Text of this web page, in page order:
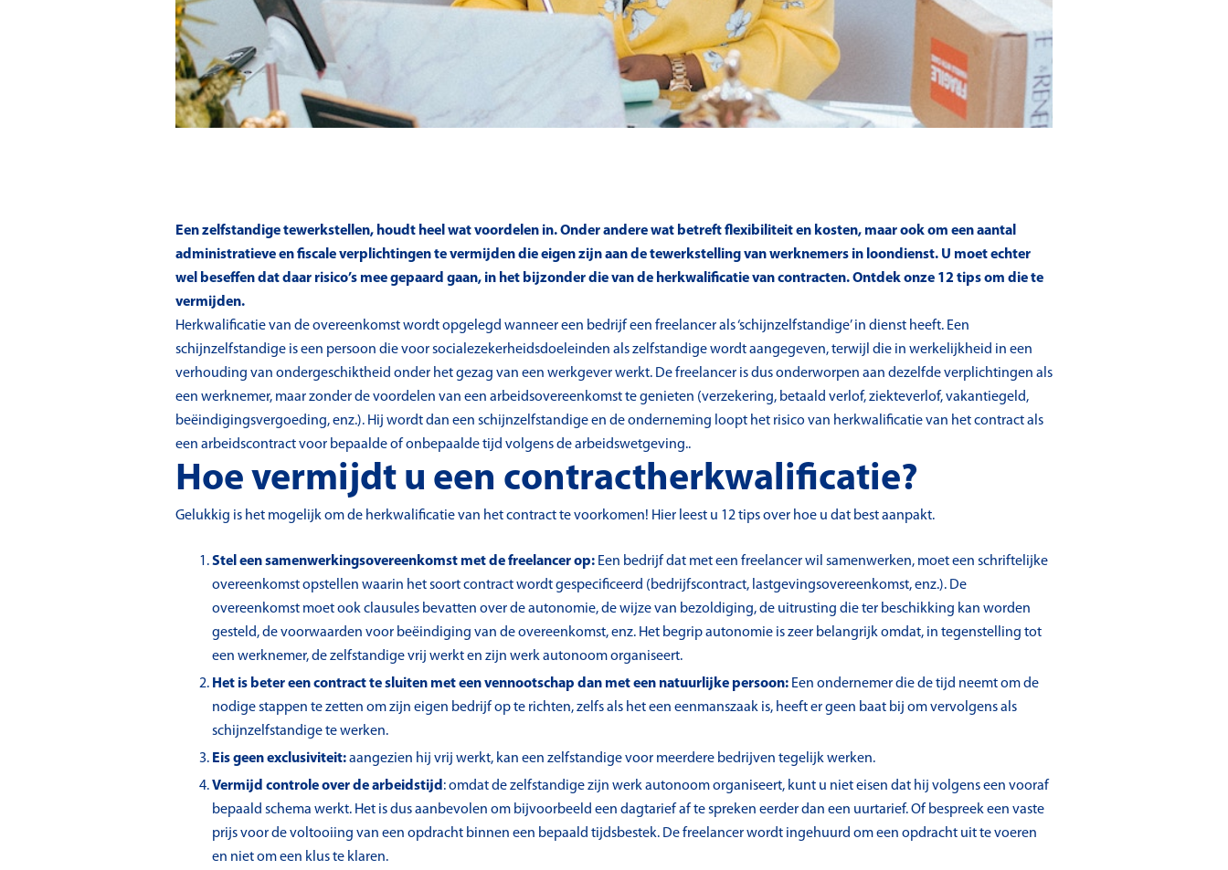
Een zelfstandige tewerkstellen, houdt heel wat voordelen in. Onder andere wat betreft flexibiliteit en kosten, maar ook om een aantal
administratieve en fiscale verplichtingen te vermijden die eigen zijn aan de tewerkstelling van werknemers in loondienst. U moet echter
wel beseffen dat daar risico’s mee gepaard gaan, in het bijzonder die van de herkwalificatie van contracten. Ontdek onze 12 tips om die te
vermijden.
Herkwalificatie van de overeenkomst wordt opgelegd wanneer een bedrijf een freelancer als ‘schijnzelfstandige’ in dienst heeft. Een
schijnzelfstandige is een persoon die voor socialezekerheidsdoeleinden als zelfstandige wordt aangegeven, terwijl die in werkelijkheid in een
verhouding van ondergeschiktheid onder het gezag van een werkgever werkt. De freelancer is dus onderworpen aan dezelfde verplichtingen als
een werknemer, maar zonder de voordelen van een arbeidsovereenkomst te genieten (verzekering, betaald verlof, ziekteverlof, vakantiegeld,
beëindigingsvergoeding, enz.). Hij wordt dan een schijnzelfstandige en de onderneming loopt het risico van herkwalificatie van het contract als
een arbeidscontract voor bepaalde of onbepaalde tijd volgens de arbeidswetgeving..
Hoe vermijdt u een contractherkwalificatie?
Gelukkig is het mogelijk om de herkwalificatie van het contract te voorkomen! Hier leest u 12 tips over hoe u dat best aanpakt.
Stel een samenwerkingsovereenkomst met de freelancer op: Een bedrijf dat met een freelancer wil samenwerken, moet een schriftelijke
overeenkomst opstellen waarin het soort contract wordt gespecificeerd (bedrijfscontract, lastgevingsovereenkomst, enz.). De
overeenkomst moet ook clausules bevatten over de autonomie, de wijze van bezoldiging, de uitrusting die ter beschikking kan worden
gesteld, de voorwaarden voor beëindiging van de overeenkomst, enz. Het begrip autonomie is zeer belangrijk omdat, in tegenstelling tot
een werknemer, de zelfstandige vrij werkt en zijn werk autonoom organiseert.
Het is beter een contract te sluiten met een vennootschap dan met een natuurlijke persoon: Een ondernemer die de tijd neemt om de
nodige stappen te zetten om zijn eigen bedrijf op te richten, zelfs als het een eenmanszaak is, heeft er geen baat bij om vervolgens als
schijnzelfstandige te werken.
Eis geen exclusiviteit:aangezien hij vrij werkt, kan een zelfstandige voor meerdere bedrijven tegelijk werken.
Vermijd controle over de arbeidstijd : omdat de zelfstandige zijn werk autonoom organiseert, kunt u niet eisen dat hij volgens een vooraf
bepaald schema werkt. Het is dus aanbevolen om bijvoorbeeld een dagtarief af te spreken eerder dan een uurtarief. Of bespreek een vaste
prijs voor de voltooiing van een opdracht binnen een bepaald tijdsbestek. De freelancer wordt ingehuurd om een opdracht uit te voeren
en niet om een klus te klaren.